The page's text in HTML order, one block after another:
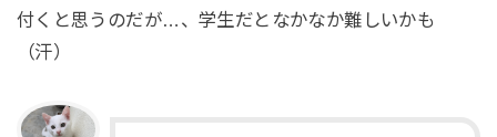
付くと思うのだが…、学生だとなかなか難しいかも
（汗）